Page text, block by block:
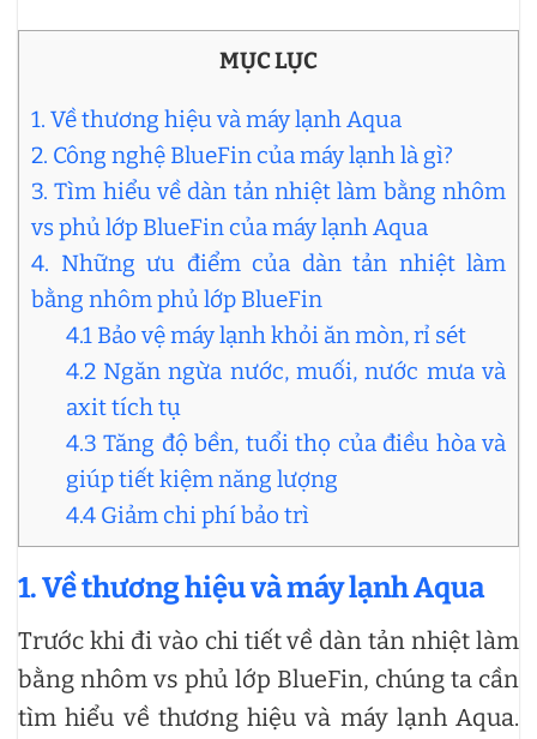
MỤC LỤC
1. Về thương hiệu và máy lạnh Aqua
2. Công nghệ BlueFin của máy lạnh là gì?
3. Tìm hiểu về dàn tản nhiệt làm bằng nhôm
vs phủ lớp BlueFin của máy lạnh Aqua
4. Những ưu điểm của dàn tản nhiệt làm
bằng nhôm phủ lớp BlueFin
4.1 Bảo vệ máy lạnh khỏi ăn mòn, rỉ sét
4.2 Ngăn ngừa nước, muối, nước mưa và
axit tích tụ
4.3 Tăng độ bền, tuổi thọ của điều hòa và
giúp tiết kiệm năng lượng
4.4 Giảm chi phí bảo trì
1. Về thương hiệu và máy lạnh Aqua
Trước khi đi vào chi tiết về dàn tản nhiệt làm
bằng nhôm vs phủ lớp BlueFin, chúng ta cần
tìm hiểu về thương hiệu và máy lạnh Aqua.